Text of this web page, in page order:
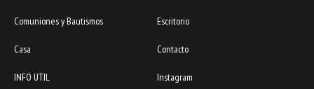
Comuniones y Bautismos Escritorio
Casa Contacto
INFO UTIL Instagram